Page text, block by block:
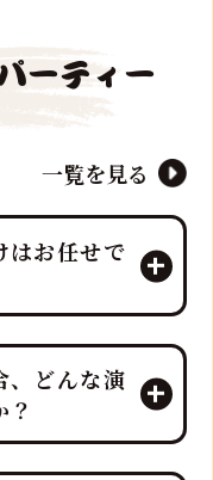
ーティー
一覧を見る
はお任せで
にお任せくだ
ッフ様のお手
ントに集中し
ート体制で臨
、どんな演